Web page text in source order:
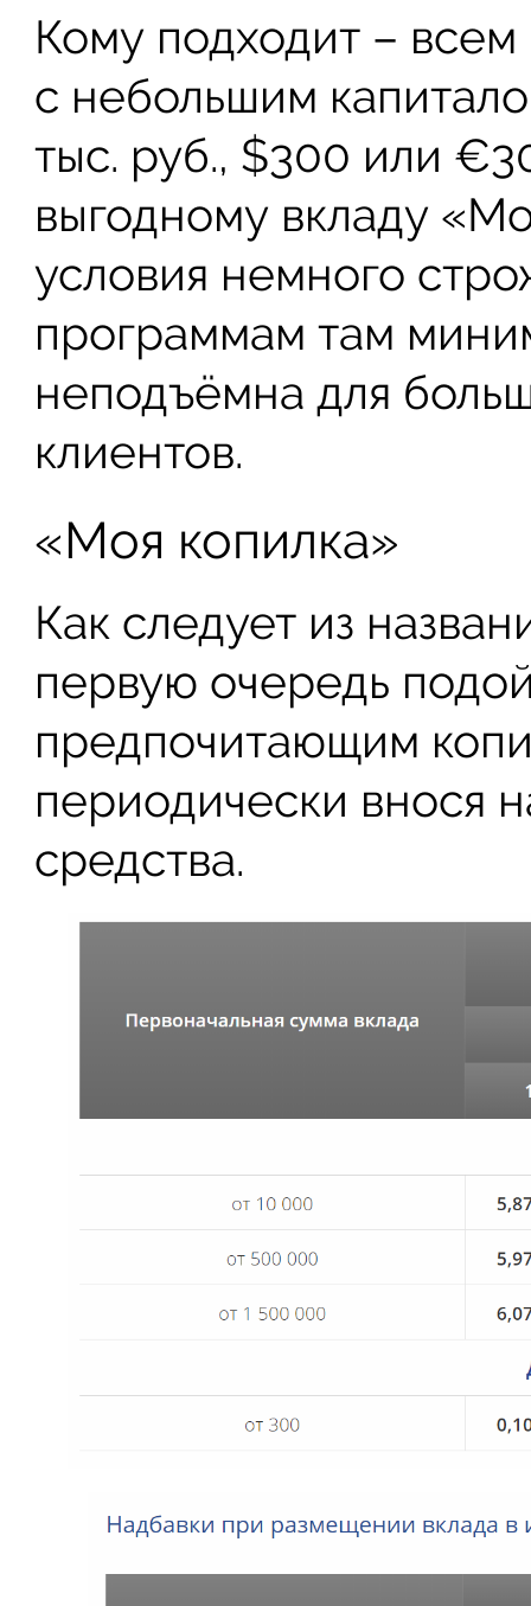
Кому подходит –
с небольшим
тыс. руб., $300 или
выгодному вкладу
условия немного
программам там
неподъёмна для
клиентов.
«Моя копилка»
Как следует из
первую очередь
предпочитающим
периодически внося
средства.